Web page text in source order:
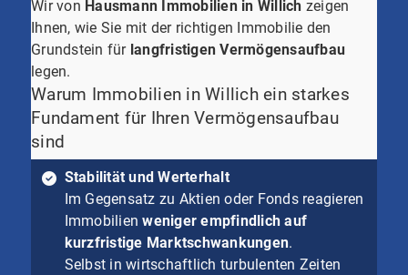
Wir von Hausmann Immobilien in Willich zeigen
Ihnen, wie Sie mit der richtigen Immobilie den
Grundstein für langfristigen Vermögensaufbau
legen.
Warum Immobilien in Willich ein starkes
Fundament für Ihren Vermögensaufbau
sind
Stabilität und Werterhalt
Im Gegensatz zu Aktien oder Fonds reagieren
Immobilienweniger empfindlich auf
kurzfristige Marktschwankungen.
Selbst in wirtschaftlich turbulenten Zeiten